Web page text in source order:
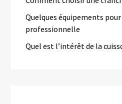
Quelques équipements
professionnelle
Quel est l’intérêt de la